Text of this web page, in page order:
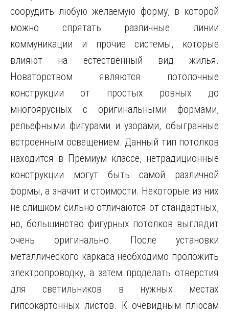
соорудить любую желаемую форму, в которой
можно спрятать различные линии
коммуникации и прочие системы, которые
влияют на естественный вид жилья.
Новаторством являются потолочные
конструкции от простых ровных до
многоярусных с оригинальными формами,
рельефными фигурами и узорами, обыгранные
встроенным освещением. Данный тип потолков
находится в Премиум классе, нетрадиционные
конструкции могут быть самой различной
формы, а значит и стоимости. Некоторые из них
не слишком сильно отличаются от стандартных,
но, большинство фигурных потолков выглядит
очень оригинально. После установки
металлического каркаса необходимо проложить
электропроводку, а затем проделать отверстия
для светильников в нужных местах
гипсокартонных листов. К очевидным плюсам